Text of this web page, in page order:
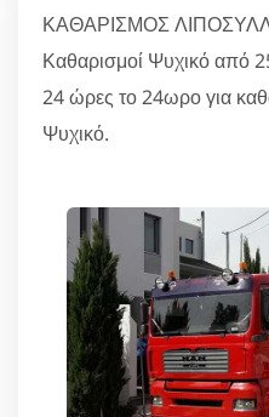
ΚΑΘΑΡΙΣΜΟΣ
Καθαρισμοί Ψυχικό από
24 ώρες το 24ωρο για
Ψυχικό.